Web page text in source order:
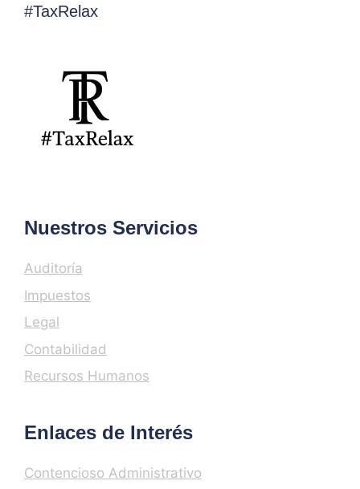
#TaxRelax
Nuestros Servicios
Auditoría
Impuestos
Legal
Contabilidad
Recursos Humanos
Enlaces de Interés
Contencioso Administrativo